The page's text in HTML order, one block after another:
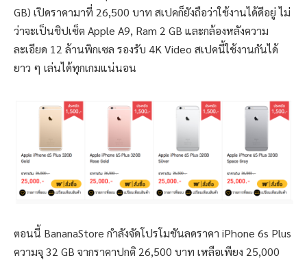
GB) เปิดราคามาที่ 26,500 บาท สเปคก็ยังถือว่าใช้งานได้ดีอยู่ ไม่
ว่าจะเป็นชิปเซ็ต Apple A9, Ram 2 GB และกล้องหลังความ
ละเอียด 12 ล้านพิกเซล รองรับ 4K Video สเปคนี้ใช้งานกันได้
ยาว ๆ เล่นได้ทุกเกมแน่นอน
ตอนนี้ BananaStore กำลังจัดโปรโมชันลดราคา iPhone 6s Plus
ความจุ 32 GB จากราคาปกติ 26,500 บาท เหลือเพียง 25,000